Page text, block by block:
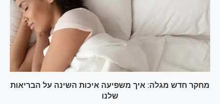
מחקר חדש מגלה: איך משפיעה איכות השינה על הבריאות
שלנו